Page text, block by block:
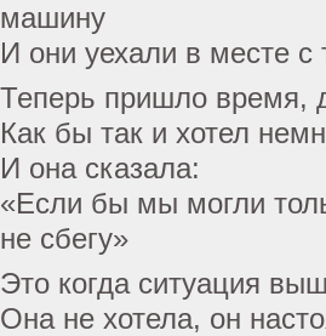
машину
И они уехали в месте с
Теперь пришло время,
Как бы так и хотел
И она сказала:
«Если бы мы могли
не сбегу»
Это когда ситуация
Она не хотела, он